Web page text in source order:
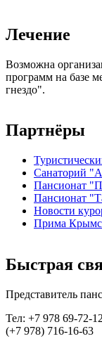
Лечение
Возможна
программ на базе
гнездо".
Партнёры
Санаторий
Пансионат
Пансионат
Новости
Прима
Быстрая
Представитель
Тел: +7 978 69-72-
(+7 978) 716-16-63